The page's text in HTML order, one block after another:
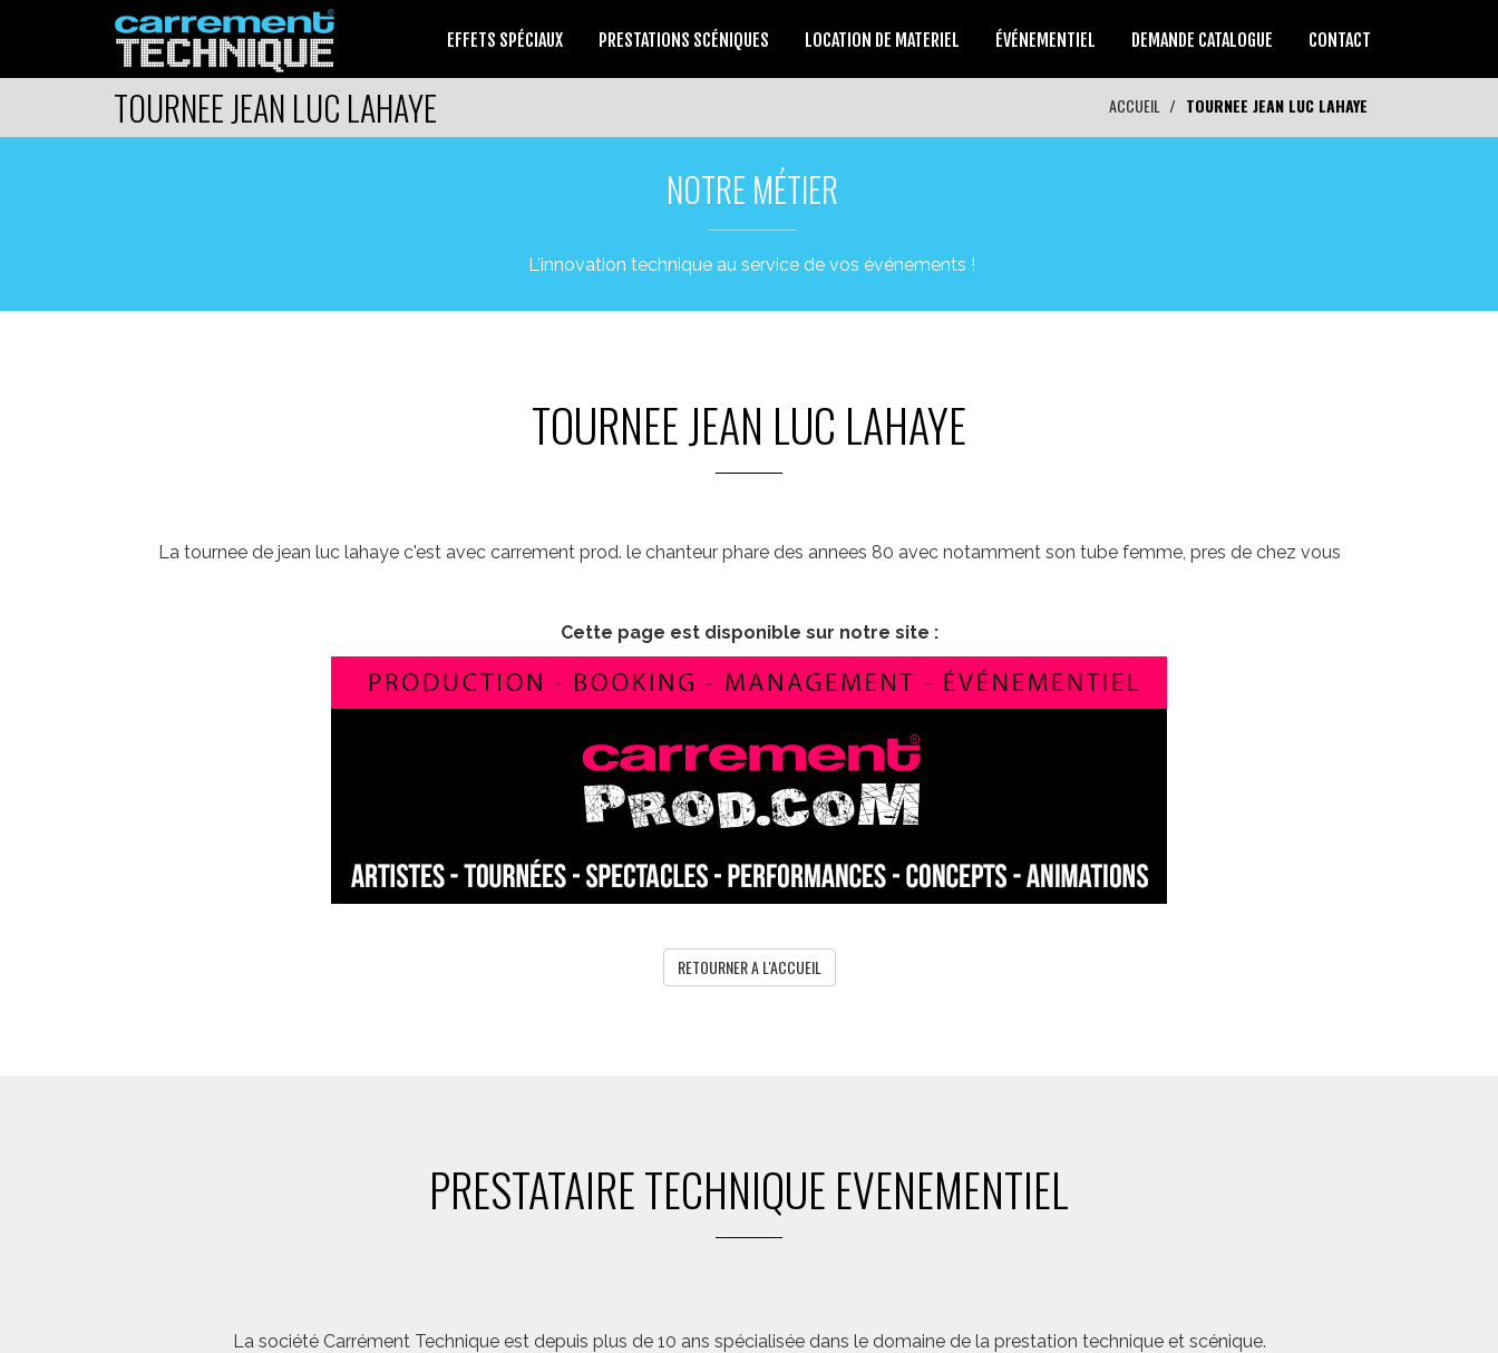
EFFETS SPÉCIAUX PRESTATIONS SCÉNIQUES LOCATION DE MATERIEL ÉVÉNEMENTIEL DEMANDE CATALOGUE CONTACT
TOURNEE JEAN LUC LAHAYE ACCUEIL TOURNEE JEAN LUC LAHAYE
NOTRE MÉTIER
L'innovation technique au service de vos événements !
TOURNEE JEAN LUC LAHAYE
La tournee de jean luc lahaye c'est avec carrement prod. le chanteur phare des annees 80 avec notamment son tube femme, pres de chez vous
Cette page est disponible sur notre site :
RETOURNER A L'ACCUEIL
PRESTATAIRE TECHNIQUE EVENEMENTIEL
La société Carrément Technique est depuis plus de 10 ans spécialisée dans le domaine de la prestation technique et scénique.